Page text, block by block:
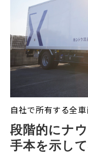
自社で所有する全
段階的にナ
手本を示し